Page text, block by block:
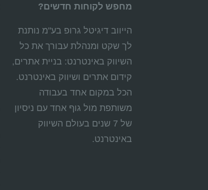
מחפש לקוחות חדשים?
הייווב דיגיטל גרופ בע"מ נותנת
לך שקט ומנהלת עבורך את כל
השיווק באינטרנט: בניית אתרים,
קידום אתרים ושיווק באינטרנט.
הכל במקום אחד בעבודה
משותפת מול גוף אחד עם ניסיון
של 7 שנים בעולם השיווק
באינטרנט.